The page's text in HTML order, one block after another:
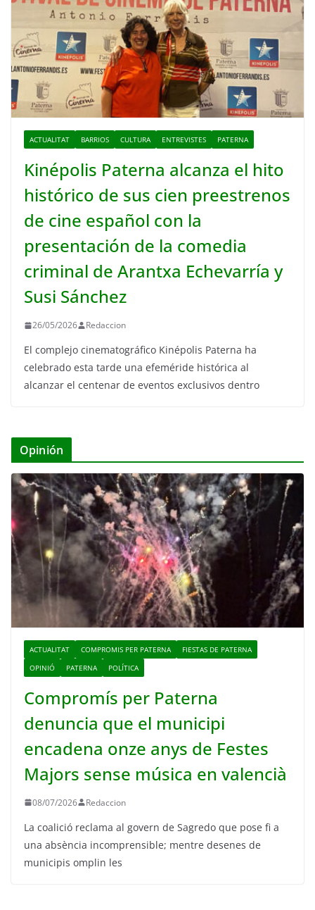
ACTUALITAT BARRIOS CULTURA ENTREVISTES PATERNA
Kinépolis Paterna alcanza el hito
histórico de sus cien preestrenos
de cine español con la
presentación de la comedia
criminal de Arantxa Echevarría y
Susi Sánchez
26/05/2026 Redaccion
El complejo cinematográfico Kinépolis Paterna ha
celebrado esta tarde una efeméride histórica al
alcanzar el centenar de eventos exclusivos dentro
Opinión
ACTUALITAT COMPROMIS PER PATERNA
FIESTAS DE PATERNA
OPINIÓ
PATERNA POLÍTICA
Compromís per Paterna
denuncia que el municipi
encadena onze anys de Festes
Majors sense música en valencià
08/07/2026 Redaccion
La coalició reclama al govern de Sagredo que pose fi a
una absència incomprensible; mentre desenes de
municipis omplin les